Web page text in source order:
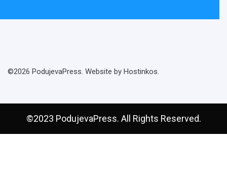
©2026 PodujevaPress. Website by Hostinkos.
©2023 PodujevaPress. All Rights Reserved.